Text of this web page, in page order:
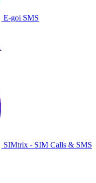
E-goi SMS
SIMtrix - SIM Calls & SMS